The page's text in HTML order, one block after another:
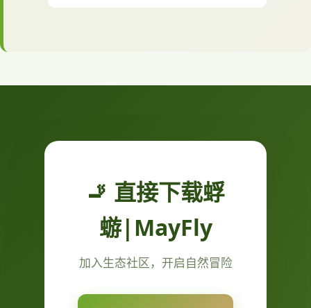
🚬 直接下载蜉
蝣|MayFly
加入生态社区，开启自然冒险